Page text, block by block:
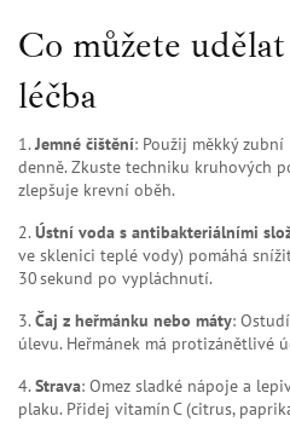
Co můžete
léčba
1.Jemné čištění: Použij měkký
denně. Zkuste techniku kruhových
zlepšuje krevní oběh.
2. Ústní voda s antibakteriálními
ve sklenici teplé vody) pomáhá
30 sekund po vypláchnutí.
3. Čaj z heřmánku nebo máty:
úlevu. Heřmánek má protizánětlivé
4. Strava: Omez sladké nápoje a
plaku. Přidej vitamín C (citrus,